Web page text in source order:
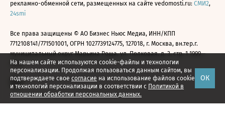
На нашем сайте используются cookie-файлы и технологии
персонализации. Продолжая пользоваться данным сайтом, вы
подтверждаете свое согласие на использование файлов cookie
и технологий персонализации в соответствии с Политикой в
отношении обработки персональных данных.
ОК
рекламно-обменной сети, размещенных на сайте vedomosti.ru: СМИ2,
24smi
Все права защищены © АО Бизнес Ньюс Медиа, ИНН/КПП
7712108141/771501001, ОГРН 1027739124775, 127018, г. Москва, вн.тер.г.
муниципальный округ Марьина Роща, ул. Полковая, д. 3, стр. 1 1999—
2026